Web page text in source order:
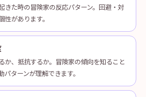
きた時の冒険家の反応パターン。回避・対
性があります。
か、抵抗するか。冒険家の傾向を知ること
パターンが理解できます。